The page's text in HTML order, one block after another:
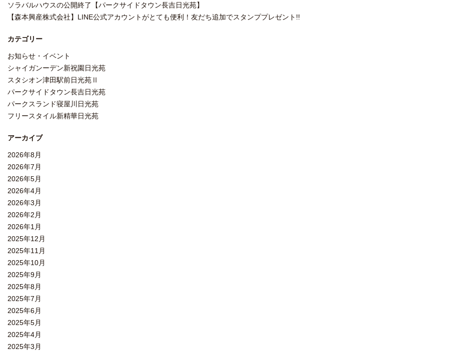
ソラバルハウスの公開終了【パークサイドタウン長吉日光苑】
【森本興産株式会社】LINE公式アカウントがとても便利！友だち追加でスタンププレゼント!!
カテゴリー
お知らせ・イベント
シャイガンーデン新祝園日光苑
スタシオン津田駅前日光苑Ⅱ
パークサイドタウン長吉日光苑
パークスランド寝屋川日光苑
フリースタイル新精華日光苑
アーカイブ
2026年8月
2026年7月
2026年5月
2026年4月
2026年3月
2026年2月
2026年1月
2025年12月
2025年11月
2025年10月
2025年9月
2025年8月
2025年7月
2025年6月
2025年5月
2025年4月
2025年3月